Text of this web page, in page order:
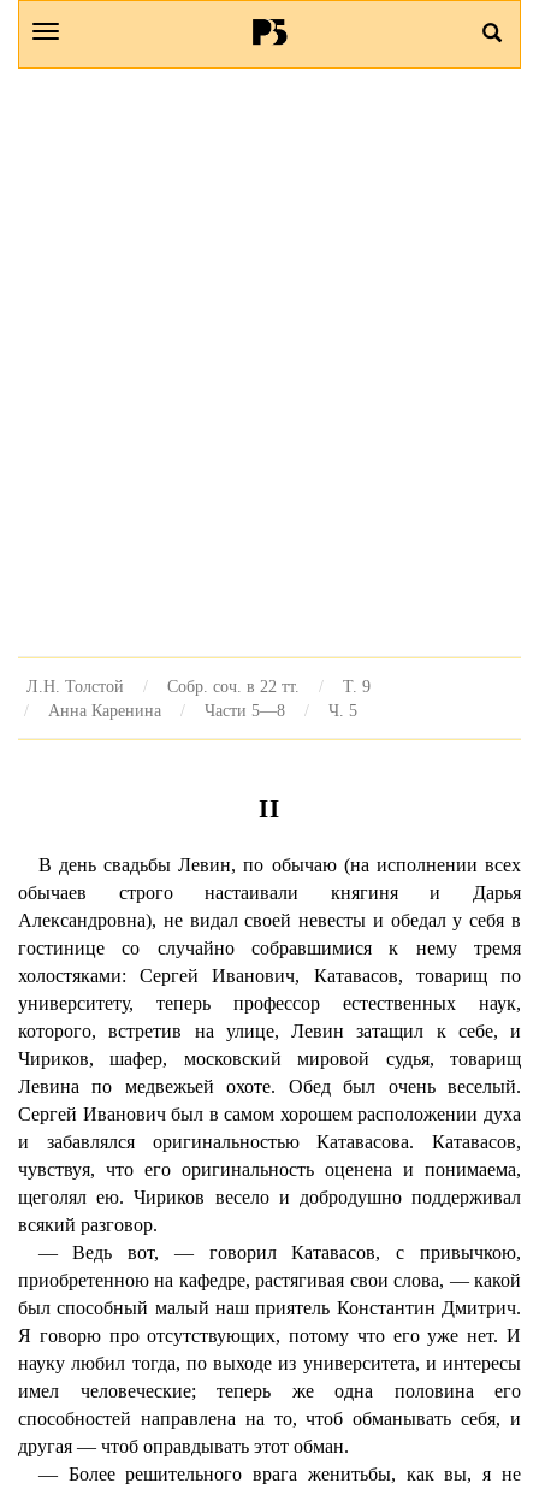
Л.Н. Толстой Собр. соч. в 22 тт.
Т. 9
Анна Каренина
Части 5—8 Ч. 5
II
В день свадьбы Левин, по обычаю (на исполнении всех
обычаев строго настаивали княгиня и Дарья
Александровна), не видал своей невесты и обедал у себя в
гостинице со случайно собравшимися к нему тремя
холостяками: Сергей Иванович, Катавасов, товарищ по
университету, теперь профессор естественных наук,
которого, встретив на улице, Левин затащил к себе, и
Чириков, шафер, московский мировой судья, товарищ
Левина по медвежьей охоте. Обед был очень веселый.
Сергей Иванович был в самом хорошем расположении духа
и забавлялся оригинальностью Катавасова. Катавасов,
чувствуя, что его оригинальность оценена и понимаема,
щеголял ею. Чириков весело и добродушно поддерживал
всякий разговор.
— Ведь вот, — говорил Катавасов, с привычкою,
приобретенною на кафедре, растягивая свои слова, — какой
был способный малый наш приятель Константин Дмитрич.
Я говорю про отсутствующих, потому что его уже нет. И
науку любил тогда, по выходе из университета, и интересы
имел человеческие; теперь же одна половина его
способностей направлена на то, чтоб обманывать себя, и
другая — чтоб оправдывать этот обман.
— Более решительного врага женитьбы, как вы, я не